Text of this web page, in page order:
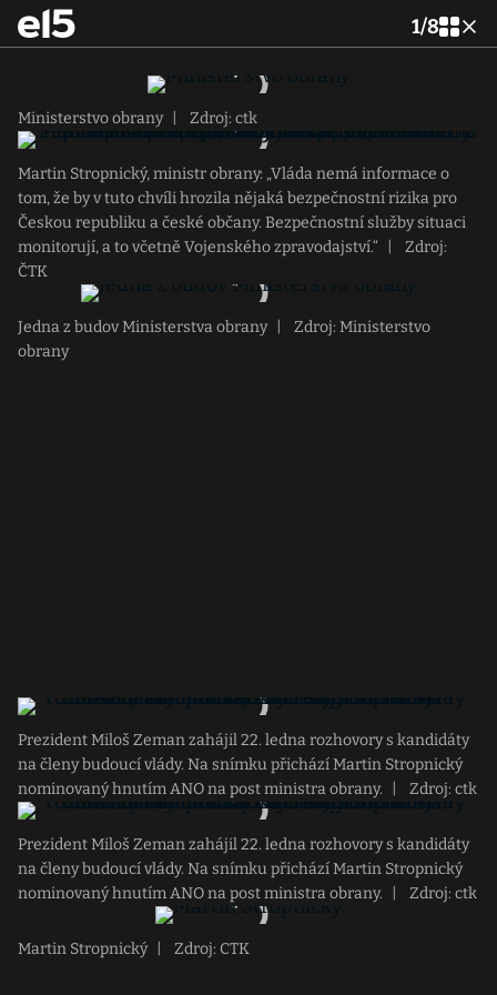
1/8
Ministerstvo obrany Zdroj: ctk
Martin Stropnický, ministr obrany: „Vláda nemá informace o
tom, že by v tuto chvíli hrozila nějaká bezpečnostní rizika pro
Českou republiku a české občany. Bezpečnostní služby situaci
monitorují, a to včetně Vojenského zpravodajství.“
Zdroj:
ČTK
Jedna z budov Ministerstva obrany
Zdroj: Ministerstvo
obrany
Prezident Miloš Zeman zahájil 22. ledna rozhovory s kandidáty
na členy budoucí vlády. Na snímku přichází Martin Stropnický
nominovaný hnutím ANO na post ministra obrany.
Zdroj: ctk
Prezident Miloš Zeman zahájil 22. ledna rozhovory s kandidáty
na členy budoucí vlády. Na snímku přichází Martin Stropnický
nominovaný hnutím ANO na post ministra obrany.
Zdroj: ctk
Martin Stropnický Zdroj: CTK